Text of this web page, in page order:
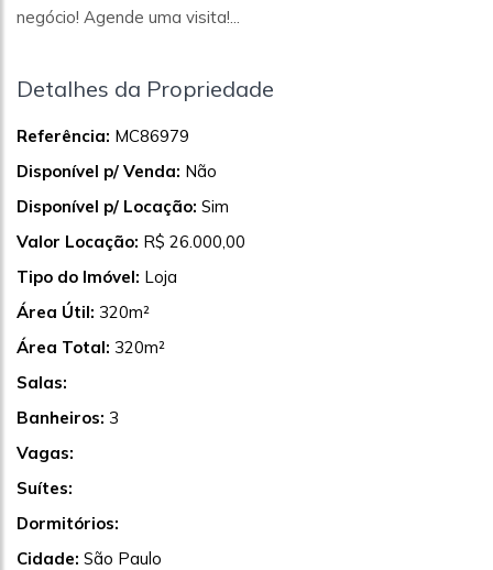
negócio! Agende uma visita!...
Detalhes da Propriedade
Referência: MC86979
Disponível p/ Venda: Não
Disponível p/ Locação: Sim
Valor Locação: R$ 26.000,00
Tipo do Imóvel: Loja
Área Útil: 320m²
Área Total: 320m²
Salas:
Banheiros: 3
Vagas:
Suítes:
Dormitórios:
Cidade: São Paulo